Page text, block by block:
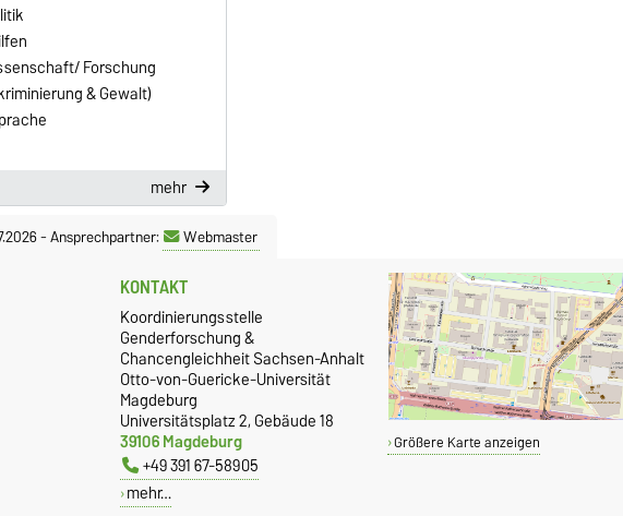
Forschung
& Gewalt)
mehr
-Ansprechpartner: Webmaster
KONTAKT
Koordinierungsstelle
Genderforschung &
Chancengleichheit Sachsen-Anhalt
Otto-von-Guericke-Universität
Magdeburg
Universitätsplatz 2, Gebäude 18
39106 Magdeburg
+49 391 67-58905
mehr…
Größere Karte anzeigen